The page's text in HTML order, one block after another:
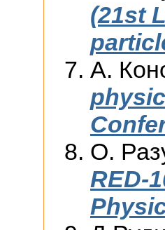
(21st
А.
О.
RED-